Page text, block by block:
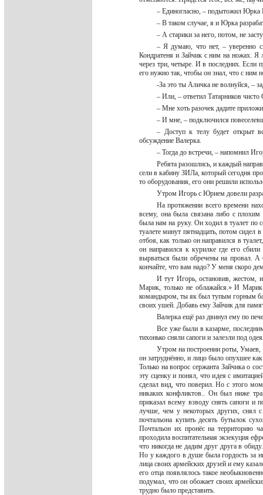
– Единогласно, – подытожил Юрка
– В таком случае, я и Юрка
– А старики за него, потом, не
– Я думаю, что нет, – уверенно
Кондратеня и Зайчик с ним на ножах. Я
через три, четыре. И в последних. Если
его нужно так, чтобы он знал, что с ним
-За это ты Аличка не волнуйся, –
– Или, – ответил Татарников
– Мне хоть разочек дадите
– И мне, – подключился
– Доступ к телу будет открыт
обсуждение Валерка.
– Тогда до встречи, – напомнил
Ребята разошлись, и каждый
сели в кабину ЗИЛа, который сегодня
то оборудования, его они решили
Утром Игорь с Юрием довели
На протяжении всего времени
всему, она была связана либо с
была нам на руку. Он ходил в туалет по
туалете минут пятнадцать, потом сидел
отбоя, как только он направился в
он направился к курилке где его
вырваться были обречены на провал. А
кончайте, что вам надо? У меня скоро
И тут Игорь, остановив, жестом,
Марик, только не облажайся.» И
командыром, ты як был тупым горным
своих ушей. Добавь ему Зайчик для
Валерка ещё раз двинул ему по
Все уже были в казарме,
тихонько сняли сапоги и залезли под
Утром на построении роты, Умаев,
он затруднённо, и лицо было опухшее
Только на вопрос сержанта Зайчика о
эту сценку и понял, что идея с
сделал вид, что поверил. Но с этого
никаких конфликтов.. Он был ниже
приказал всему взводу снять сапоги и
лучше, чем у некоторых других, снял
почтальона купить десять бутылок
Почтальон их пронёс на территорию
проходила воспитательная экзекуция
что никогда не дадим друг друга в
Но у каждого в душе была гордость за
лица своих армейских друзей и ему
его отца появлялось такое
подумал, что он обожает своих
трудно было представить.